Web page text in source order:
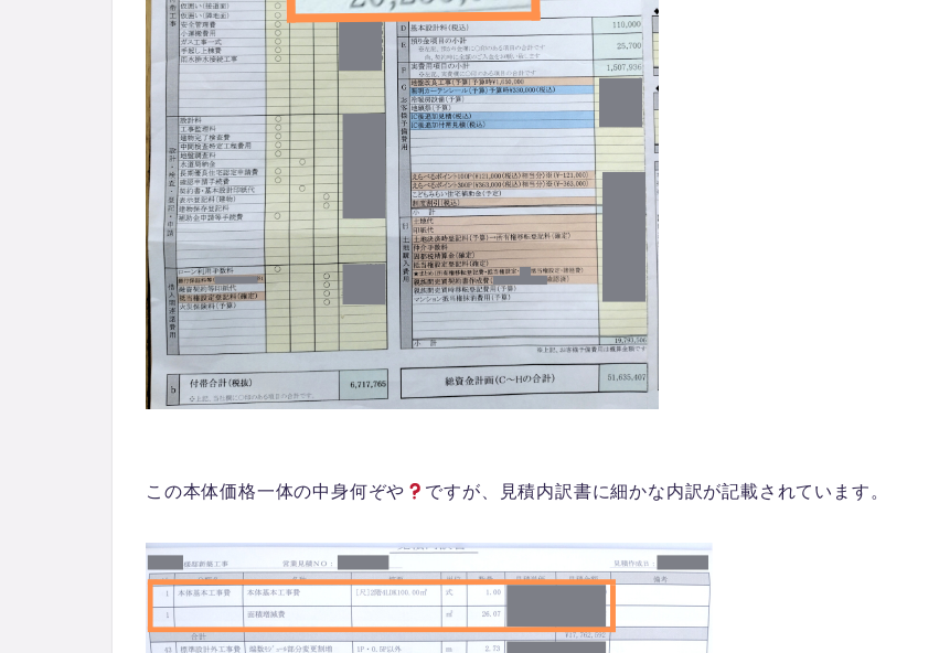
この本体価格一体の中身何ぞや ですが、見積内訳書に細かな内訳が記載されています。